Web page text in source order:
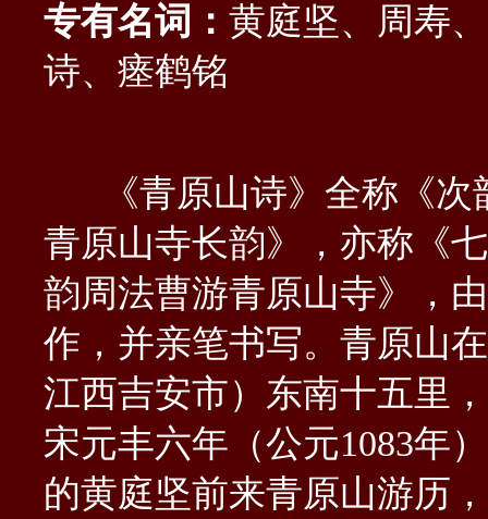
专有名词： 黄庭坚、周寿
诗、瘗鹤铭
《青原山诗》全称《次
青原山寺长韵》，亦称《
韵周法曹游青原山寺》，
作，并亲笔书写。青原山
江西吉安市）东南十五里
宋元丰六年（公元1083年
的黄庭坚前来青原山游历